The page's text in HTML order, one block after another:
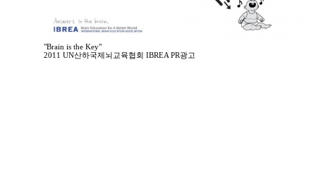
"Brain is the Key"
2011 UN산하국제뇌교육협회 IBREA PR광고